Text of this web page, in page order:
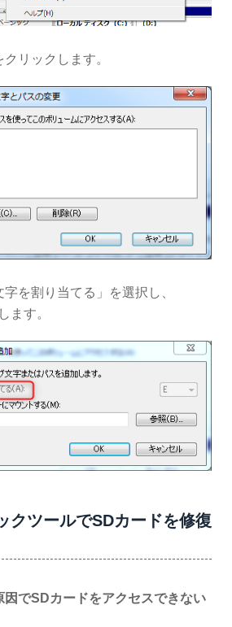
リックします。
を割り当てる」を選択し、
ます。
クツールでSDカードを修復
因でSDカードをアクセスできない